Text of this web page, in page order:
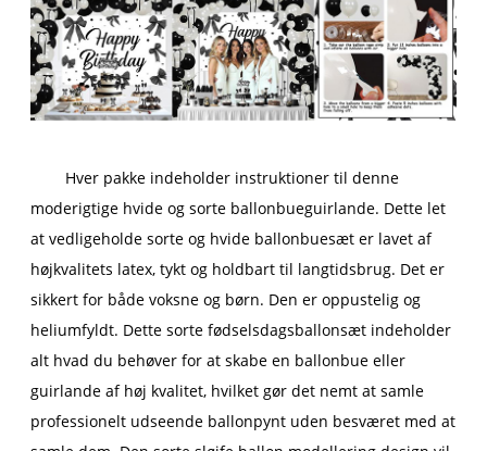
Hver pakke indeholder instruktioner til denne
moderigtige hvide og sorte ballonbueguirlande. Dette let
at vedligeholde sorte og hvide ballonbuesæt er lavet af
højkvalitets latex, tykt og holdbart til langtidsbrug. Det er
sikkert for både voksne og børn. Den er oppustelig og
heliumfyldt. Dette sorte fødselsdagsballonsæt indeholder
alt hvad du behøver for at skabe en ballonbue eller
guirlande af høj kvalitet, hvilket gør det nemt at samle
professionelt udseende ballonpynt uden besværet med at